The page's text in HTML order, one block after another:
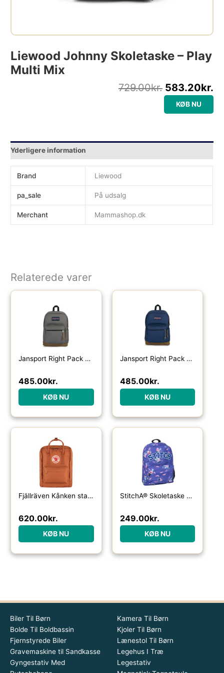
Liewood Johnny Skoletaske – Play
Multi Mix
729.00kr. 583.20kr.
KØB NU
Yderligere information
Brand Liewood
pa_sale På udsalg
Merchant Mammashop.dk
Relaterede varer
Jansport Right Pack 28L rygsæk-graphite grey – Skoletasker / -rygsække
485.00kr.
KØB NU
Jansport Right Pack 28L rygsæk-navy – Skoletasker / -rygsække
485.00kr.
KØB NU
Fjällräven Kånken standard-terracotta brown – Skoletasker / -rygsække
620.00kr.
KØB NU
StitchÂ® Skoletaske Blå
249.00kr.
KØB NU
Biler Til Børn
Bolde Til Boldbassin
Fjernstyrede Biler
Gravemaskine til Sandkasse
Gyngestativ Med
Kamera Til Børn
Kjoler Til Børn
Lænestol Til Børn
Legehus I Træ
Legestativ